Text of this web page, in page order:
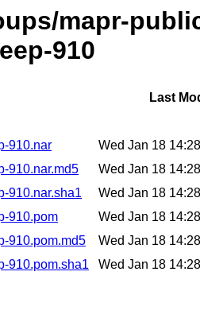
mapr-
910
Last
910.nar
Wed Jan 18
910.nar.md5
Wed Jan 18
910.nar.sha1
Wed Jan 18
910.pom
Wed Jan 18
910.pom.md5
Wed Jan 18
910.pom.sha1
Wed Jan 18